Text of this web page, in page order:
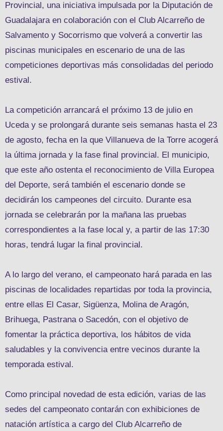
Provincial, una iniciativa impulsada por la Diputación de
Guadalajara en colaboración con el Club Alcarreño de
Salvamento y Socorrismo que volverá a convertir las
piscinas municipales en escenario de una de las
competiciones deportivas más consolidadas del periodo
estival.
La competición arrancará el próximo 13 de julio en
Uceda y se prolongará durante seis semanas hasta el 23
de agosto, fecha en la que Villanueva de la Torre acogerá
la última jornada y la fase final provincial. El municipio,
que este año ostenta el reconocimiento de Villa Europea
del Deporte, será también el escenario donde se
decidirán los campeones del circuito. Durante esa
jornada se celebrarán por la mañana las pruebas
correspondientes a la fase local y, a partir de las 17:30
horas, tendrá lugar la final provincial.
A lo largo del verano, el campeonato hará parada en las
piscinas de localidades repartidas por toda la provincia,
entre ellas El Casar, Sigüenza, Molina de Aragón,
Brihuega, Pastrana o Sacedón, con el objetivo de
fomentar la práctica deportiva, los hábitos de vida
saludables y la convivencia entre vecinos durante la
temporada estival.
Como principal novedad de esta edición, varias de las
sedes del campeonato contarán con exhibiciones de
natación artística a cargo del Club Alcarreño de